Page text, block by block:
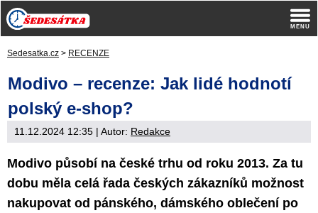
Sedesatka.cz > RECENZE
Modivo – recenze: Jak lidé hodnotí
polský e-shop?
11.12.2024 12:35 | Autor: Redakce
Modivo působí na české trhu od roku 2013. Za tu
dobu měla celá řada českých zákazníků možnost
nakupovat od pánského, dámského oblečení po